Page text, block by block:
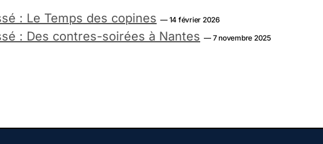
: Le Temps des copines — 14 février 2026
: Des contres-soirées à Nantes — 7 novembre 2025